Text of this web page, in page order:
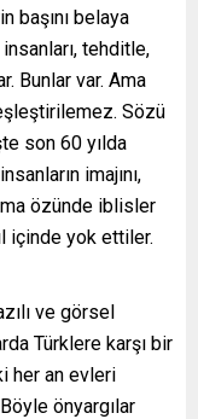
başını belaya
tehditle,
Bunlar var. Ama
Sözü
son 60 yılda
imajını,
özünde iblisler
içinde yok ettiler.
ve görsel
Türklere karşı bir
her an evleri
önyargılar